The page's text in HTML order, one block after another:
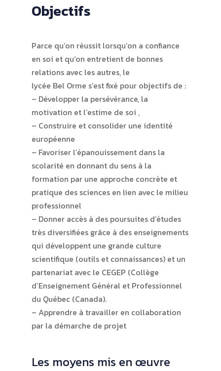
Objectifs
Parce qu’on réussit lorsqu’on a confiance
en soi et qu’on entretient de bonnes
relations avec les autres, le
lycée Bel Orme s’est fixé pour objectifs de :
– Développer la persévérance, la
motivation et l’estime de soi ,
– Construire et consolider une identité
européenne
– Favoriser l’épanouissement dans la
scolarité en donnant du sens à la
formation par une approche concrète et
pratique des sciences en lien avec le milieu
professionnel
– Donner accès à des poursuites d’études
très diversifiées grâce à des enseignements
qui développent une grande culture
scientifique (outils et connaissances) et un
partenariat avec le CEGEP (Collège
d’Enseignement Général et Professionnel
du Québec (Canada).
– Apprendre à travailler en collaboration
par la démarche de projet
Les moyens mis en œuvre